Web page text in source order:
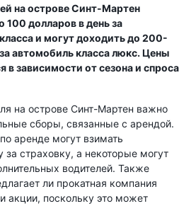
на острове Синт-Мартен
100 долларов в день за
и могут доходить до 200-
автомобиль класса люкс. Цены
в зависимости от сезона и спроса
на острове Синт-Мартен важно
сборы, связанные с арендой.
аренде могут взимать
за страховку, а некоторые могут
водителей. Также
ли прокатная компания
акции, поскольку это может